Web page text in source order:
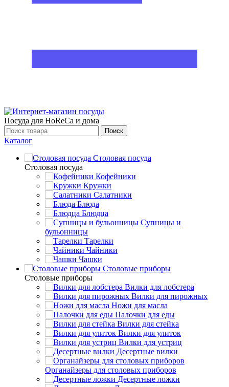
Посуда для HoReCa и дома
Поиск
Каталог
Столовая посуда
Столовая посуда
Кофейники
Кружки
Салатники
Блюда
Блюдца
Супницы и
бульонницы
Тарелки
Чайники
Чашки
Cтоловые приборы
Cтоловые приборы
Вилки для лобстера
Вилки для пирожных
Ножи для масла
Палочки для еды
Вилки для стейка
Вилки для улиток
Вилки для устриц
Десертные вилки
Органайзеры для столовых приборов
Десертные ложки